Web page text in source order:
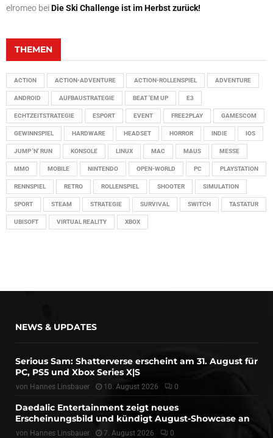
elromeo beiDie Ski Challenge ist im Herbst zurück!
THEMEN
ACTION ACTION-ADVENTURE ACTION-ROLLENSPIEL ADVENTURE
ANDROID AUFBAUSTRATEGIE BEAT 'EM UP E3
ECHTZEITSTRATEGIE ESPORT EVENT FREE2PLAY GAMESCOM
GEWINNSPIEL HARDWARE HEADSET HORROR INDIE IOS
JUMP 'N' RUN KONSOLE LINUX MAC MAUS MESSE
MMO MOBILE NINTENDO OPEN-WORLD PC PLAYSTATION
RENNSPIEL RETRO ROLLENSPIEL SHOOTER SIMULATION
SPORT STEAM STRATEGIE SURVIVAL SWITCH TASTATUR
UBISOFT VIRTUAL REALITY XBOX
NEWS & UPDATES
Serious Sam: Shatterverse erscheint am 31. August für
PC, PS5 und Xbox Series X|S
von Hannes Linsbauer 10. August 2026 0
Daedalic Entertainment zeigt neues
Erscheinungsbild und kündigt August-Showcase an
von Hannes Linsbauer 7. August 2026 0